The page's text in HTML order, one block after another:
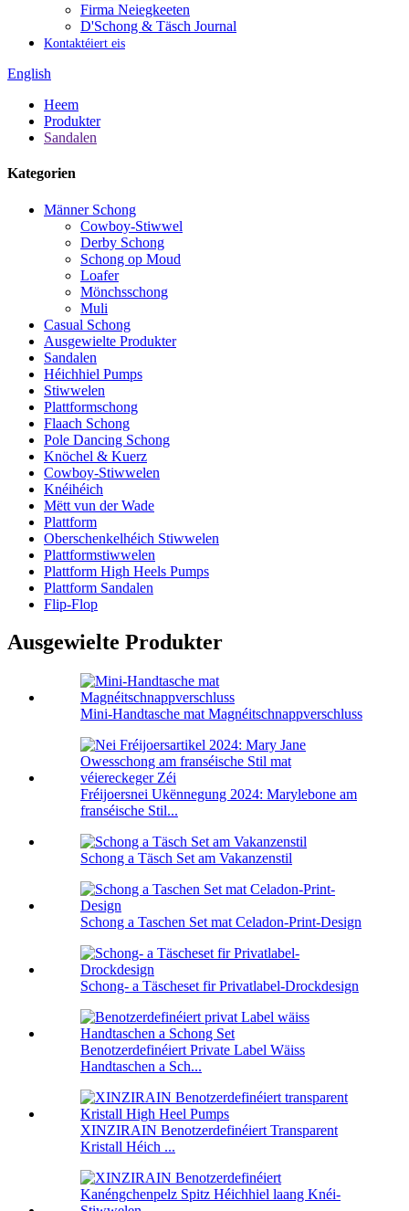
Firma Neiegkeeten
D'Schong & Täsch Journal
Kontaktéiert eis
English
Heem
Produkter
Sandalen
Kategorien
Männer Schong
Cowboy-Stiwwel
Derby Schong
Schong op Moud
Loafer
Mönchsschong
Muli
Casual Schong
Ausgewielte Produkter
Sandalen
Héichhiel Pumps
Stiwwelen
Plattformschong
Flaach Schong
Pole Dancing Schong
Knöchel & Kuerz
Cowboy-Stiwwelen
Knéihéich
Mëtt vun der Wade
Plattform
Oberschenkelhéich Stiwwelen
Plattformstiwwelen
Plattform High Heels Pumps
Plattform Sandalen
Flip-Flop
Ausgewielte Produkter
Mini-Handtasche mat Magnéitschnappverschluss
Fréijoersnei Ukënnegung 2024: Marylebone am
franséische Stil...
Schong a Täsch Set am Vakanzenstil
Schong a Taschen Set mat Celadon-Print-Design
Schong- a Täscheset fir Privatlabel-Drockdesign
Benotzerdefinéiert Private Label Wäiss
Handtaschen a Sch...
XINZIRAIN Benotzerdefinéiert Transparent
Kristall Héich ...